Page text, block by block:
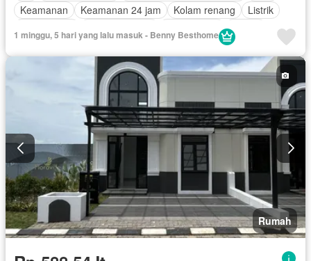
Keamanan Keamanan 24 jam Kolam renang
Listrik
Garasi
Tanpa perabotan
1 minggu, 5 hari yang lalu masuk - Benny Besthome
Rumah